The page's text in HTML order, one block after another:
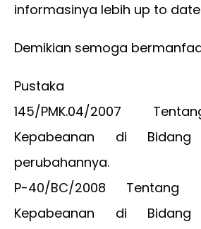
informasinya lebih up to
Demikian semoga
Pustaka
145/PMK.04/2007
Kepabeanan di
perubahannya.
P-40/BC/2008 Tentang
Kepabeanan di